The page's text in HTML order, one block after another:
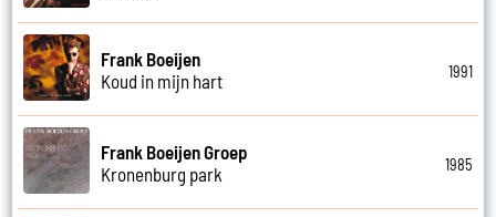
Frank Boeijen
Koud in mijn hart
1991
Frank Boeijen Groep
Kronenburg park
1985